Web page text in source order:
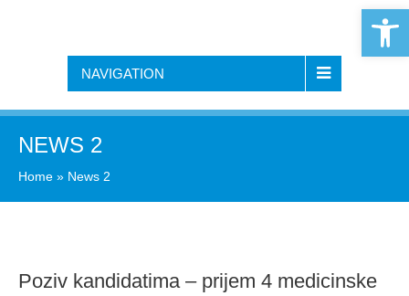
NAVIGATION
NEWS 2
Home » News 2
Poziv kandidatima – prijem 4 medicinske